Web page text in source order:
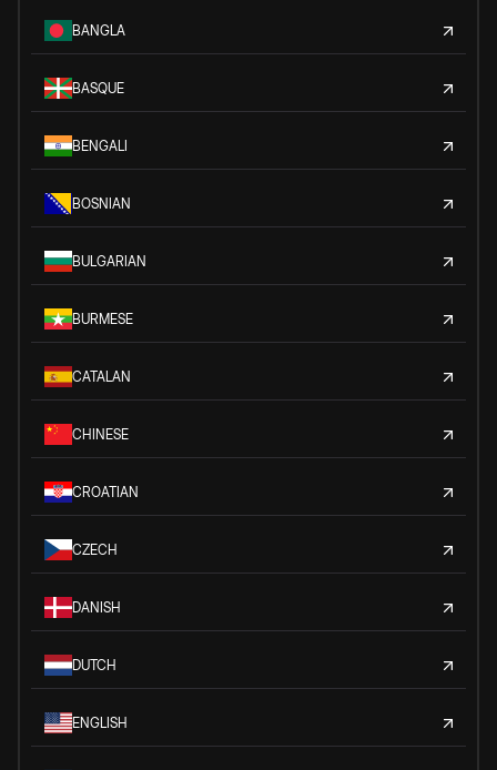
BANGLA
BASQUE
BENGALI
BOSNIAN
BULGARIAN
BURMESE
CATALAN
CHINESE
CROATIAN
CZECH
DANISH
DUTCH
ENGLISH